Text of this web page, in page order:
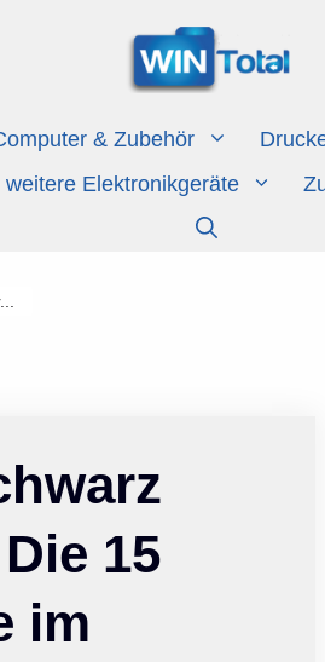
& Zubehör
weitere Elektronikgeräte
15
im